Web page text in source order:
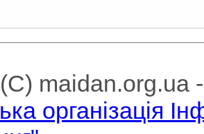
maidan.org.ua
організація